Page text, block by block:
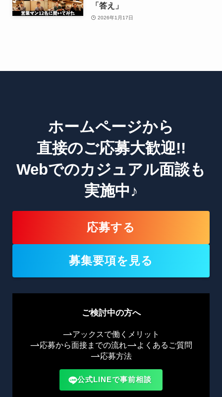
「答え」
2026年1月17日
ホームページから
直接のご応募大歓迎!!
Webでのカジュアル面談も
実施中♪
応募する
募集要項を見る
ご検討中の方へ
アックスで働くメリット
応募から面接までの流れ
よくあるご質問
応募方法
公式LINEで事前相談